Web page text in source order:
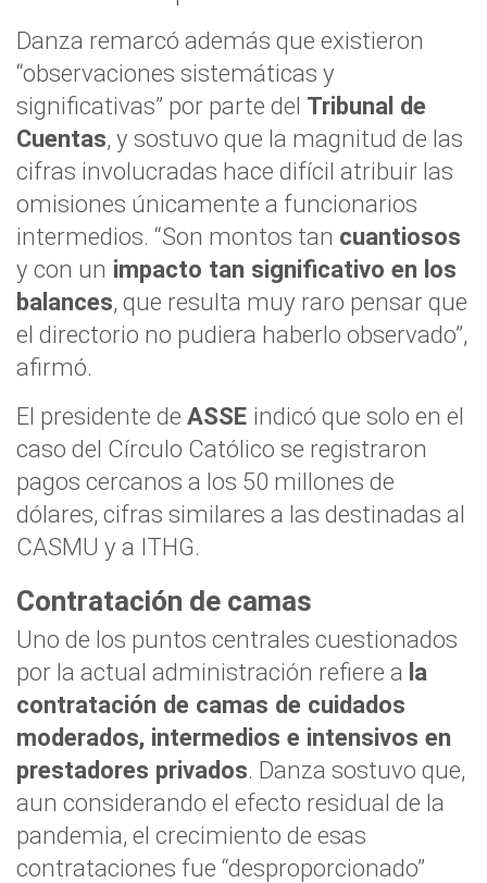
Danza remarcó además que existieron
“observaciones sistemáticas y
significativas” por parte del Tribunal de
Cuentas, y sostuvo que la magnitud de las
cifras involucradas hace difícil atribuir las
omisiones únicamente a funcionarios
intermedios. “Son montos tan cuantiosos
y con un impacto tan significativo en los
balances, que resulta muy raro pensar que
el directorio no pudiera haberlo observado”,
afirmó.
El presidente de ASSE indicó que solo en el
caso del Círculo Católico se registraron
pagos cercanos a los 50 millones de
dólares, cifras similares a las destinadas al
CASMU y a ITHG.
Contratación de camas
Uno de los puntos centrales cuestionados
por la actual administración refiere a la
contratación de camas de cuidados
moderados, intermedios e intensivos en
prestadores privados. Danza sostuvo que,
aun considerando el efecto residual de la
pandemia, el crecimiento de esas
contrataciones fue “desproporcionado”